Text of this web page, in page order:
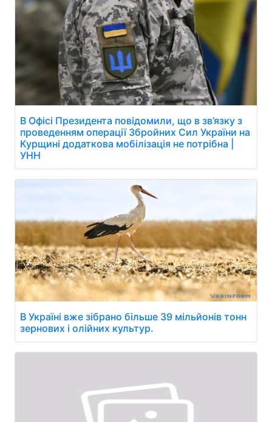
В Офісі Президента повідомили, що в зв’язку з
проведенням операції Збройних Сил України на
Курщині додаткова мобілізація не потрібна |
УНН
В Україні вже зібрано більше 39 мільйонів тонн
зернових і олійних культур.